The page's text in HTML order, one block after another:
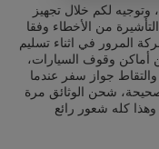
لكم خلال تجهيز
من الأخطاء وفقا
المرور في اثناء تسليم
أماكن وقوف السيارات،
جواز سفر عندما
شحن الوثائق مرة
كله شعور رائع